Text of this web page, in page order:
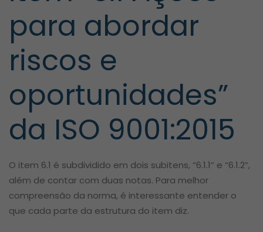
para abordar
riscos e
oportunidades”
da ISO 9001:2015
O item 6.1 é subdividido em dois subitens, “6.1.1” e “6.1.2”,
além de contar com duas notas. Para melhor
compreensão da norma, é interessante entender o
que cada parte da estrutura do item diz.